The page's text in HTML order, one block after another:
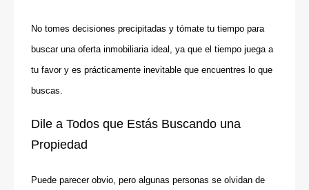
No tomes decisiones precipitadas y tómate tu tiempo para
buscar una oferta inmobiliaria ideal, ya que el tiempo juega a
tu favor y es prácticamente inevitable que encuentres lo que
buscas.
Dile a Todos que Estás Buscando una
Propiedad
Puede parecer obvio, pero algunas personas se olvidan de